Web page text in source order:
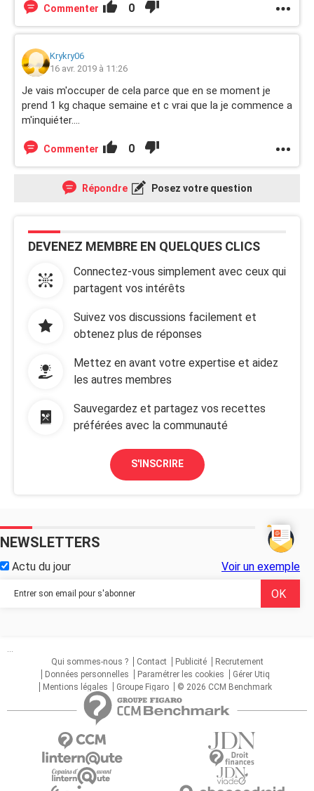
Commenter 0
Krykry06
16 avr. 2019 à 11:26
Je vais m'occuper de cela parce que en se moment je
prend 1 kg chaque semaine et c vrai que la je commence a
m'inquiéter....
Commenter 0
Répondre Posez votre question
DEVENEZ MEMBRE EN QUELQUES CLICS
Connectez-vous simplement avec ceux qui
partagent vos intérêts
Suivez vos discussions facilement et
obtenez plus de réponses
Mettez en avant votre expertise et aidez
les autres membres
Sauvegardez et partagez vos recettes
préférées avec la communauté
S'INSCRIRE
NEWSLETTERS
Actu du jour Voir un exemple
...
Qui sommes-nous ?
Contact Publicité
Recrutement
Données personnelles
Paramétrer les cookies
Gérer Utiq
Mentions légales
Groupe Figaro © 2026 CCM Benchmark